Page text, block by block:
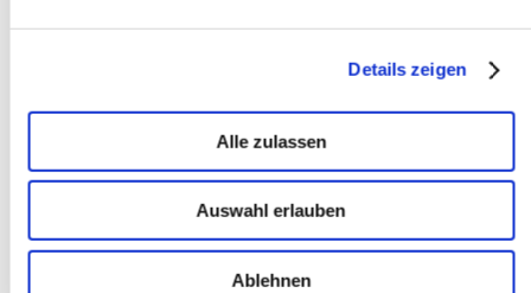
Details zeigen
Alle zulassen
Auswahl erlauben
Ablehnen
zurueckgeben
Dateien in den ssh-agent
ssh-add ~\.ssh\id_ed25519
Zum Schluss noch ein Pro-Tipp: Um den
ssh-agent nicht nach jedem Windows-
Neustart manuell starten zu müssen,